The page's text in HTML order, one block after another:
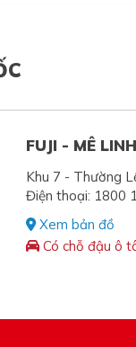
FUJI - MÊ
Khu 7 - Thường
Điện thoại: 1800
Xem bản đồ
Có chỗ đậu ô